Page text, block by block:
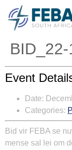
Event
Date:
Categories:
Bid vir FEBA se
mense sal lei om